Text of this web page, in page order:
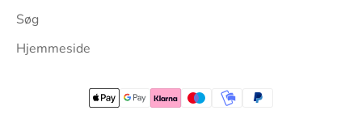
Søg
Hjemmeside